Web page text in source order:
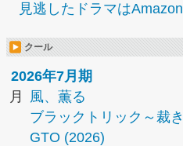
見逃したドラマは
クール
2026年7月期
月
風、薫る
ブラックトリック～裁
GTO (2026)